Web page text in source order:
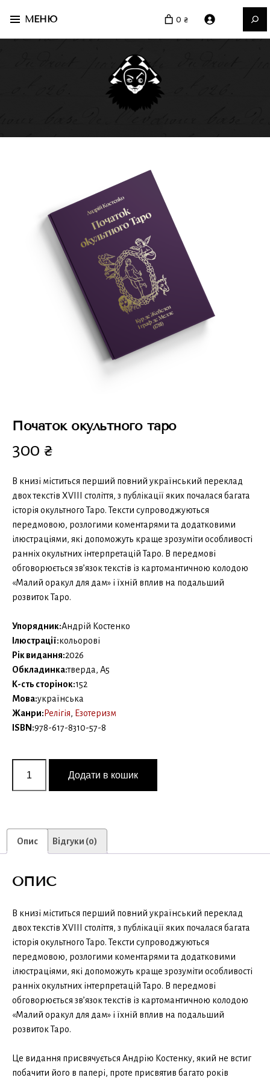
МЕНЮ
Пошук
0 ₴
Видавництво Руслана
Халікова
Початок окультного таро
300 ₴
В книзі міститься перший повний український переклад
двох текстів XVIII століття, з публікації яких почалася багата
історія окультного Таро. Тексти супроводжуються
передмовою, розлогими коментарями та додатковими
ілюстраціями, які допоможуть краще зрозуміти особливості
ранніх окультних інтерпретацій Таро. В передмові
обговорюється зв’язок текстів із картомантичною колодою
«Малий оракул для дам» і їхній вплив на подальший
розвиток Таро.
Упорядник:Андрій Костенко
Ілюстрації:кольорові
Рік видання:2026
Обкладинка:тверда, А5
К-сть сторінок:152
Мова:українська
Жанри: Релігія, Езотеризм
ISBN:978-617-8310-57-8
Початок
окультного
таро
Додати в кошик
Опис Відгуки (0)
ОПИС
В книзі міститься перший повний український переклад
двох текстів XVIII століття, з публікації яких почалася багата
історія окультного Таро. Тексти супроводжуються
передмовою, розлогими коментарями та додатковими
ілюстраціями, які допоможуть краще зрозуміти особливості
ранніх окультних інтерпретацій Таро. В передмові
обговорюється зв’язок текстів із картомантичною колодою
«Малий оракул для дам» і їхній вплив на подальший
розвиток Таро.
Це видання присвячується Андрію Костенку, який не встиг
побачити його в папері, проте присвятив багато років